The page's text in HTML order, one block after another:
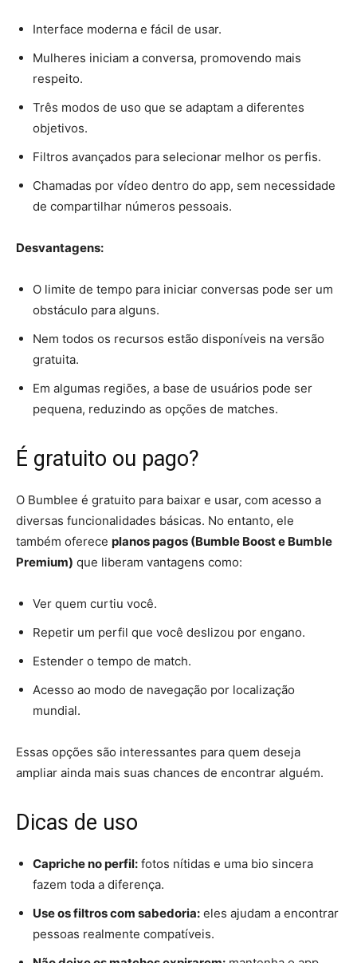
Interface moderna e fácil de usar.
Mulheres iniciam a conversa, promovendo mais
respeito.
Três modos de uso que se adaptam a diferentes
objetivos.
Filtros avançados para selecionar melhor os perfis.
Chamadas por vídeo dentro do app, sem necessidade
de compartilhar números pessoais.
Desvantagens:
O limite de tempo para iniciar conversas pode ser um
obstáculo para alguns.
Nem todos os recursos estão disponíveis na versão
gratuita.
Em algumas regiões, a base de usuários pode ser
pequena, reduzindo as opções de matches.
É gratuito ou pago?
O Bumblee é gratuito para baixar e usar, com acesso a
diversas funcionalidades básicas. No entanto, ele
também oferece planos pagos (Bumble Boost e Bumble
Premium) que liberam vantagens como:
Ver quem curtiu você.
Repetir um perfil que você deslizou por engano.
Estender o tempo de match.
Acesso ao modo de navegação por localização
mundial.
Essas opções são interessantes para quem deseja
ampliar ainda mais suas chances de encontrar alguém.
Dicas de uso
Capriche no perfil: fotos nítidas e uma bio sincera
fazem toda a diferença.
Use os filtros com sabedoria: eles ajudam a encontrar
pessoas realmente compatíveis.